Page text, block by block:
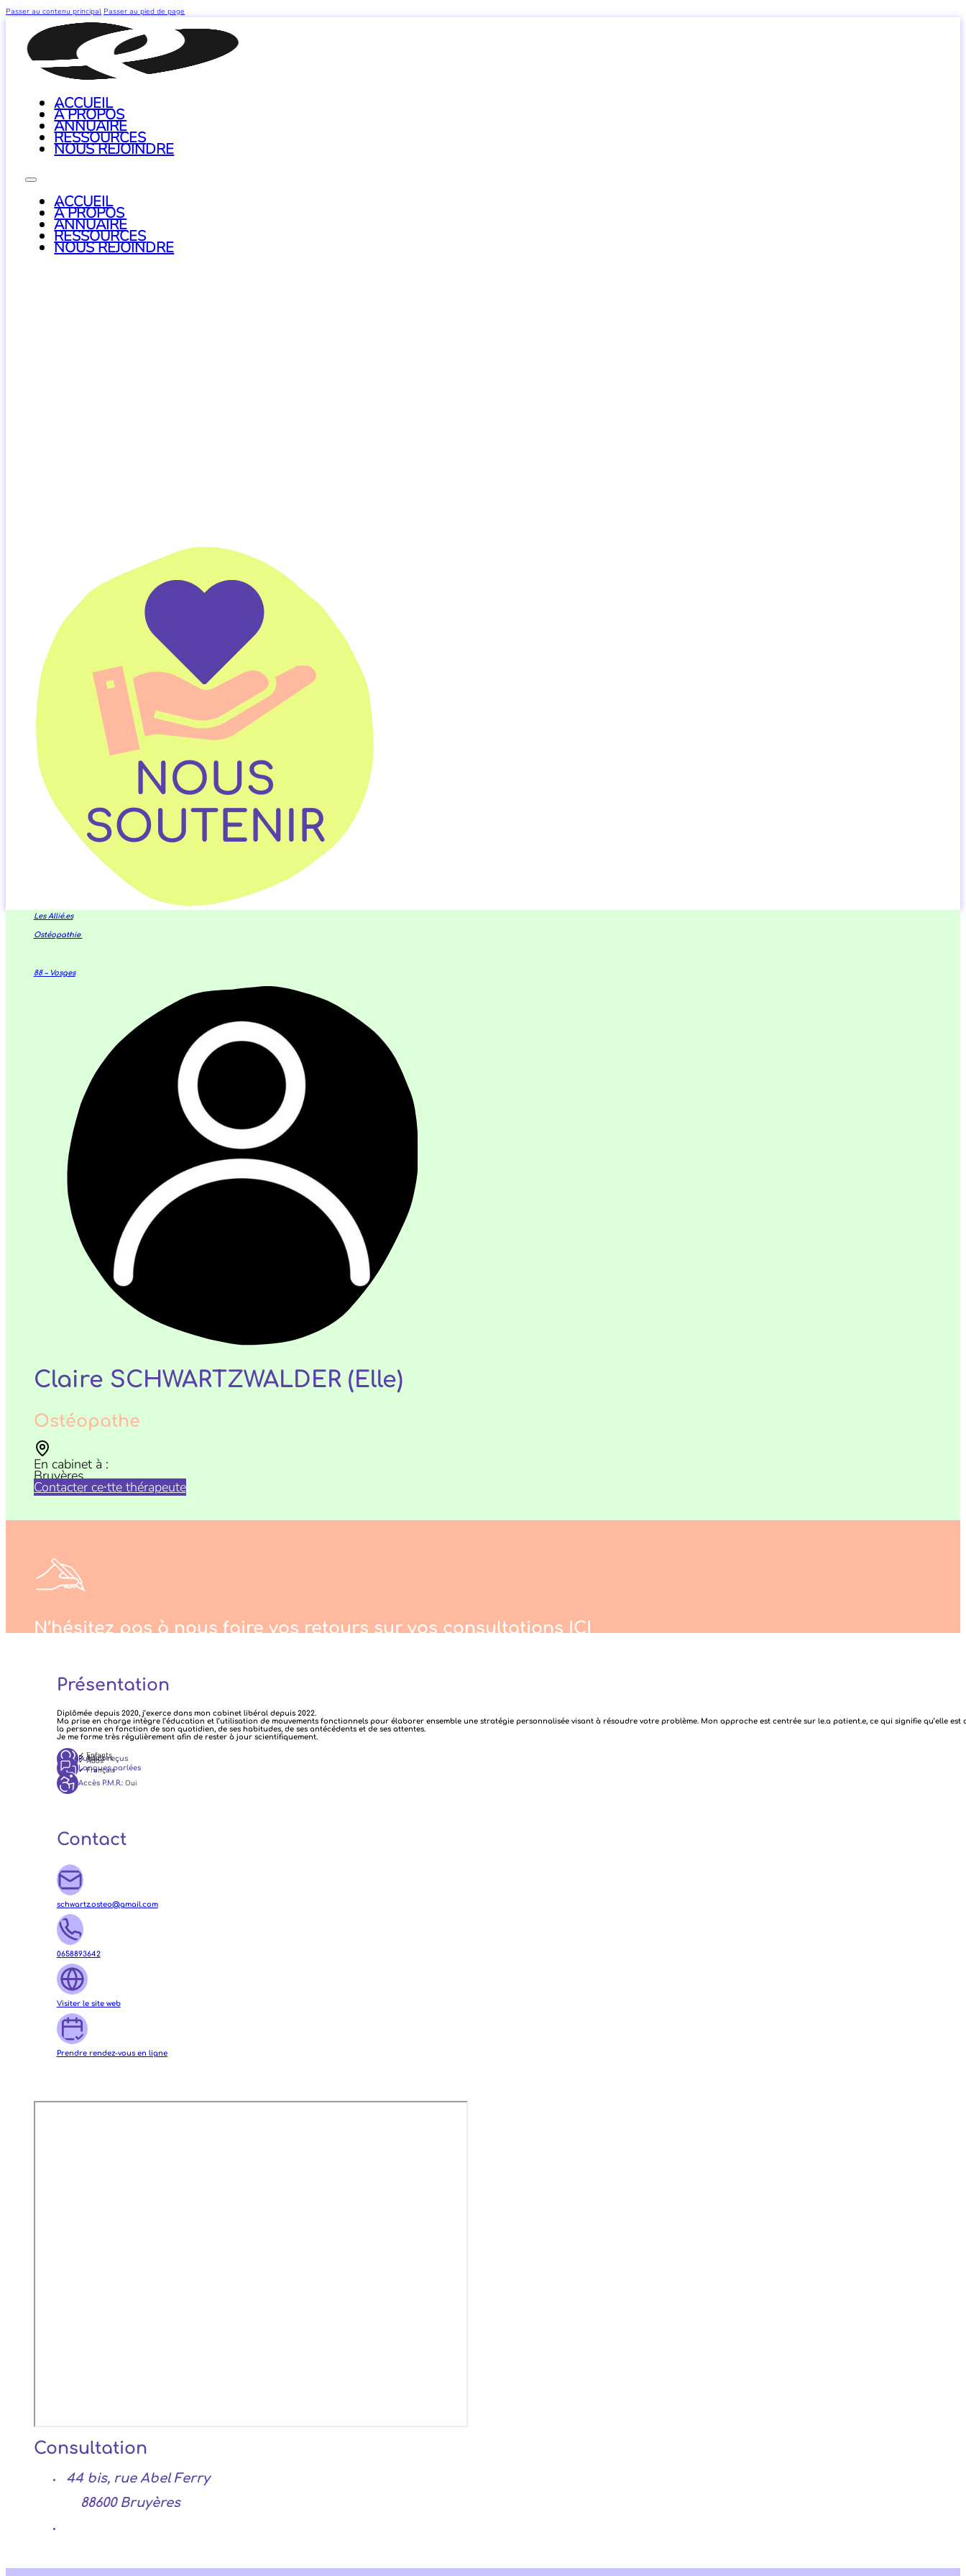
Passer au contenu principal Passer au pied de page
ACCUEIL
À PROPOS
ANNUAIRE
RESSOURCES
NOUS REJOINDRE
ACCUEIL
À PROPOS
ANNUAIRE
RESSOURCES
NOUS REJOINDRE
Les Allié.es
Ostéopathie
88 – Vosges
Claire SCHWARTZWALDER (Elle)
Ostéopathe
En cabinet à :
Bruyères
Contacter ce⸱tte thérapeute
N’hésitez pas à nous faire vos retours sur vos consultationsICI
Présentation
Diplômée depuis 2020, j’exerce dans mon cabinet libéral depuis 2022.
Ma prise en charge intègre l’éducation et l’utilisation de mouvements fonctionnels pour élaborer ensemble une stratégie personnalisée visant à résoudre votre problème. Mon approche est centrée sur le.a patient.e, ce qui signifie qu’elle est
la personne en fonction de son quotidien, de ses habitudes, de ses antécédents et de ses attentes.
Je me forme très régulièrement afin de rester à jour scientifiquement.
Publics reçus
✓ Ados
✓ Adultes
✓ Enfants
Langues parlées
✓ Français
Accès P.M.R.: Oui
Contact
schwartz.osteo@gmail.com
0658893642
Visiter le site web
Prendre rendez-vous en ligne
Consultation
44 bis, rue Abel Ferry
88600 Bruyères